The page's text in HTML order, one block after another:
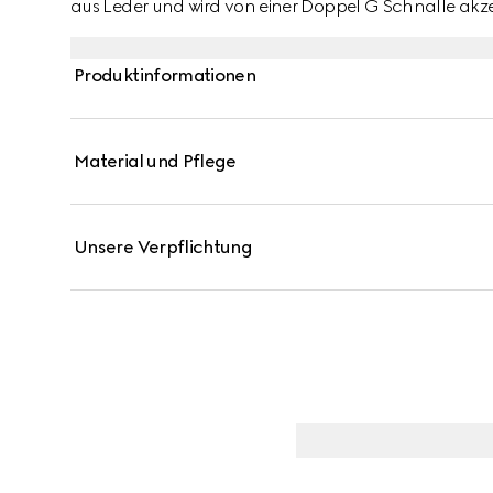
aus Leder und wird von einer Doppel G Schnalle
Produktinformationen
Material und Pflege
Unsere Verpflichtung